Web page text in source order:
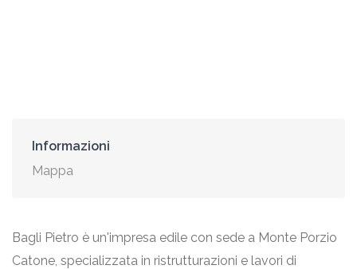
Informazioni
Mappa
Bagli Pietro è un'impresa edile con sede a Monte Porzio
Catone, specializzata in ristrutturazioni e lavori di